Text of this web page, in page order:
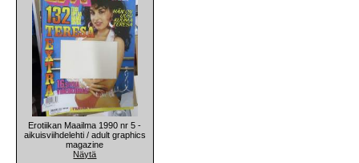
Erotiikan Maailma 1990 nr 5 -
aikuisviihdelehti / adult graphics
magazine
Näytä